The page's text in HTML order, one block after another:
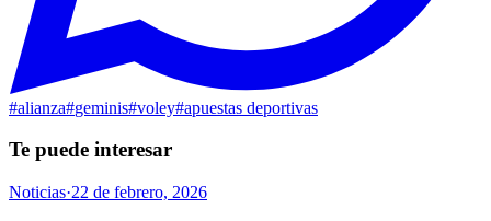
#alianza#geminis#voley#apuestas deportivas
Te puede interesar
Noticias·22 de febrero, 2026